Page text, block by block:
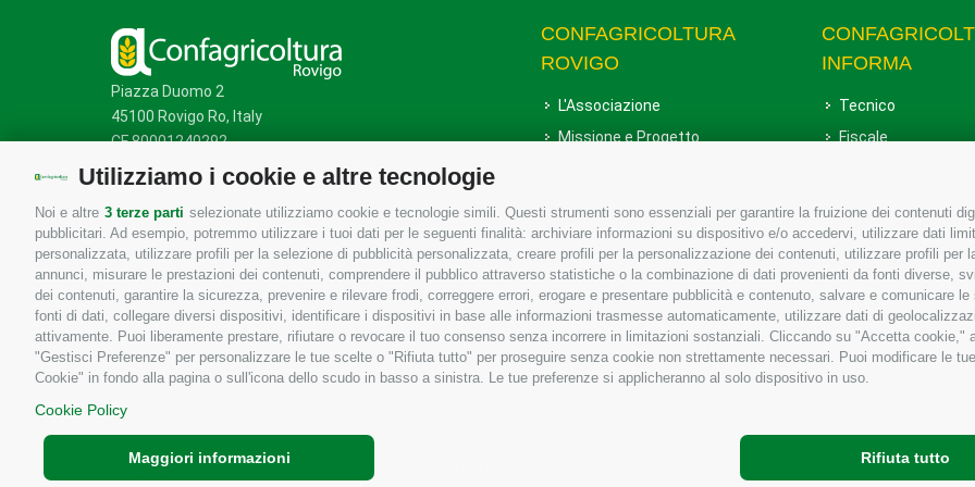
Utilizziamo i cookie e altre tecnologie
Noi e altre 3 terze parti selezionate utilizziamo cookie e tecnologie simili. Questi strumenti sono essenziali per garantire la fruizione dei contenuti
pubblicitari. Ad esempio, potremmo utilizzare i tuoi dati per le seguenti finalità: archiviare informazioni su dispositivo e/o accedervi, utilizzare dati
personalizzata, utilizzare profili per la selezione di pubblicità personalizzata, creare profili per la personalizzazione dei contenuti, utilizzare profili
annunci, misurare le prestazioni dei contenuti, comprendere il pubblico attraverso statistiche o la combinazione di dati provenienti da fonti diverse,
dei contenuti, garantire la sicurezza, prevenire e rilevare frodi, correggere errori, erogare e presentare pubblicità e contenuto, salvare e comunicare
fonti di dati, collegare diversi dispositivi, identificare i dispositivi in base alle informazioni trasmesse automaticamente, utilizzare dati di
attivamente. Puoi liberamente prestare, rifiutare o revocare il tuo consenso senza incorrere in limitazioni sostanziali. Cliccando su "Accetta
"Gestisci Preferenze" per personalizzare le tue scelte o "Rifiuta tutto" per proseguire senza cookie non strettamente necessari. Puoi modificare le
Cookie" in fondo alla pagina o sull'icona dello scudo in basso a sinistra. Le tue preferenze si applicheranno al solo dispositivo in uso.
Cookie Policy
Rifiuta tutto
Maggiori informazioni
Piazza Duomo 2
45100 Rovigo Ro, Italy
CF 80001240292
Mappa del sito/Privacy Policy /Cookie Policy
CONFAGRICOLTURA
ROVIGO
L'Associazione
Missione e Progetto
Uffici della Sede provinciale
Le Sedi di Zona
Agricoltori S.r.l.
Whistleblowing Confagricoltura
Rovigo e Agricoltori srl
INFORMA
Tecnico
Fiscale
Associazione
Copyrights © 2026 Tutti i diritti sono riservati - Confagricoltura Rovigo